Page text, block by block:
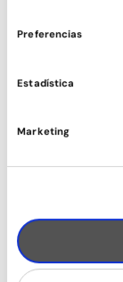
Preferencias
Estadística
Marketing